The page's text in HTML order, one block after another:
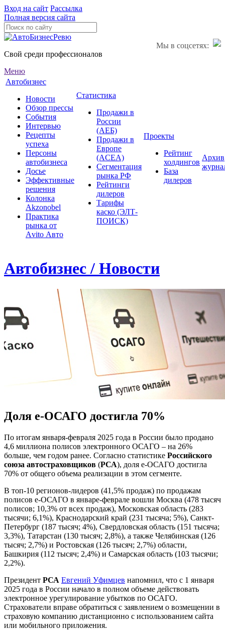
Вход на сайт Рассылка
Полная версия сайта
Мы в соцсетях:
Свой среди профессионалов
Меню
Автобизнес
Новости
Обзор прессы
События
Интервью
Рецепты
успеха
Персоны
автобизнеса
Досье
Эффективные
решения
Колонка
Akzonobel
Практика
рынка от
Аvito Авто
Статистика
Продажи в
России
(АЕБ)
Продажи в
Европе
(ACEA)
Сегментация
рынка РФ
Рейтинги
дилеров
Тарифы
каско (ЭЛТ-
ПОИСК)
Проекты
Рейтинг
холдингов
База
дилеров
Архив
Автобизнес / Новости
Доля е-ОСАГО достигла 70%
По итогам января-февраля 2025 года в России было продано
4,6 миллиона полисов электронного ОСАГО – на 26%
больше, чем годом ранее. Согласно статистике Российского
союза автостраховщиков (РСА), доля е-ОСАГО достигла
70% от общего объема реализации в этом сегменте.
В топ-10 регионов-лидеров (41,5% продаж) по продажам
полисов е-ОСАГО в январе-феврале вошли Москва (478 тысяч
полисов; 10,3% от всех продаж), Московская область (283
тысячи; 6,1%), Краснодарский край (231 тысяча; 5%), Санкт-
Петербург (187 тысяч; 4%), Свердловская область (151 тысяча;
3,3%), Татарстан (130 тысяч; 2,8%), а также Челябинская (126
тысяч; 2,7%) и Ростовская (126 тысяч; 2,7%) области,
Башкирия (112 тысяч; 2,4%) и Самарская область (103 тысячи;
2,2%).
Президент РСА Евгений Уфимцев напомнил, что с 1 января
2025 года в России начало в полном объеме действовать
электронное урегулирование убытков по ОСАГО.
Страхователи вправе обратиться с заявлением о возмещении в
страховую компанию дистанционно с использованием сайта
или мобильного приложения.